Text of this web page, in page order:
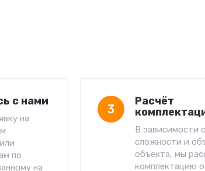
с нами
на
по
на
3
Расчёт
В зависимости
сложности и
объекта, мы
комплектацию